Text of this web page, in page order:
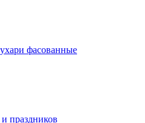
фасованные
праздников